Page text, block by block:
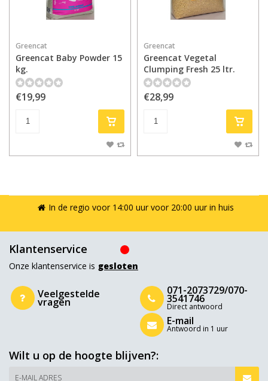
Greencat
Greencat Baby Powder 15
kg.
€19,99
Greencat
Greencat Vegetal
Clumping Fresh 25 ltr.
€28,99
In de regio voor 14:00 uur voor 20:00 uur in huis
Klantenservice
Onze klantenservice is gesloten
Veelgestelde
vragen
071-2073729/070-
3541746
Direct antwoord
E-mail
Antwoord in 1 uur
Wilt u op de hoogte blijven?:
E-MAIL ADRES